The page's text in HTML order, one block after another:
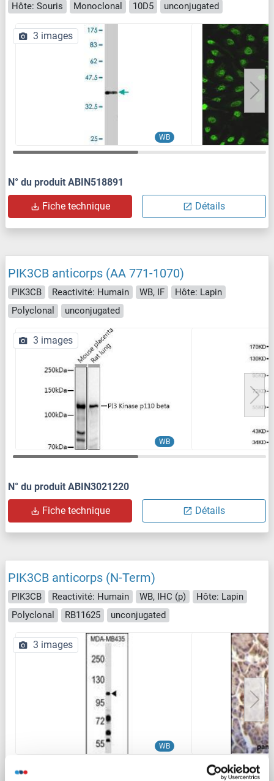
Hôte: Souris
Monoclonal 10D5 unconjugated
WB
3 images
N° du produit ABIN518891
Fiche technique Détails
PIK3CB anticorps (AA 771-1070)
PIK3CB Reactivité: Humain WB, IF
Hôte: Lapin
Polyclonal
unconjugated
WB
3 images
N° du produit ABIN3021220
Fiche technique Détails
PIK3CB anticorps (N-Term)
PIK3CB Reactivité: Humain WB, IHC (p)
Hôte: Lapin
Polyclonal
RB11625 unconjugated
WB
3 images